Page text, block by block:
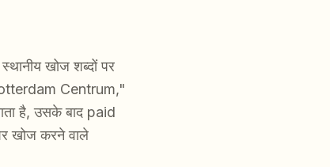
खोज शब्दों पर
Centrum,"
है, उसके बाद paid
खोज करने वाले